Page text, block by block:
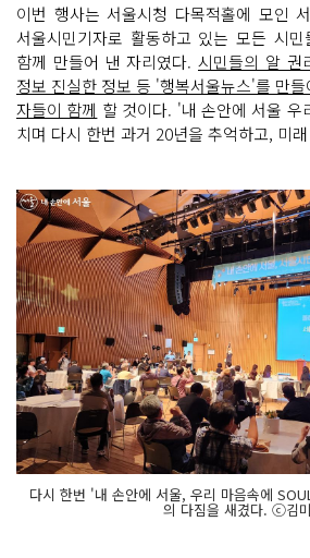
이번 행사는 서울시청 다목적홀에 모인
서울시민기자로 활동하고 있는 모든 시
함께 만들어 낸 자리였다. 시민들의 알 권
정보 진실한 정보 등 '행복서울뉴스'를 만
자들이 함께 할 것이다. '내 손안에 서울
치며 다시 한번 과거 20년을 추억하고, 미
다시 한번 '내 손안에 서울, 우리 마음속에
의 다짐을 새겼다. ⓒ김